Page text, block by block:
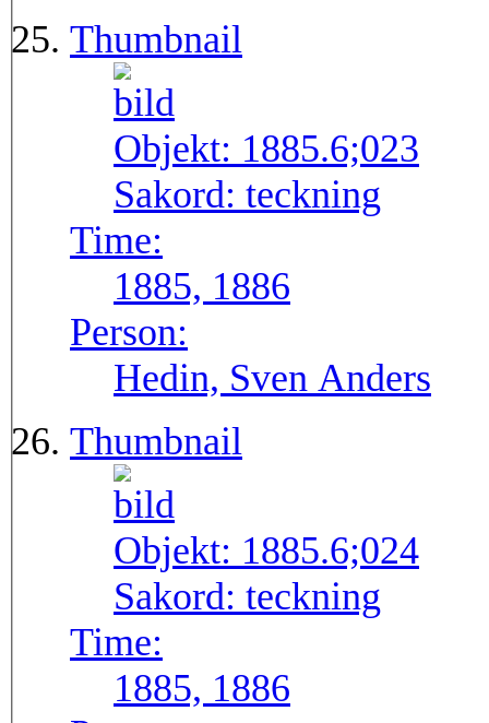
Thumbnail
Objekt: 1885.6;023
Sakord: teckning
Time:
1885, 1886
Person:
Hedin, Sven Anders
Thumbnail
Objekt: 1885.6;024
Sakord: teckning
Time:
1885, 1886